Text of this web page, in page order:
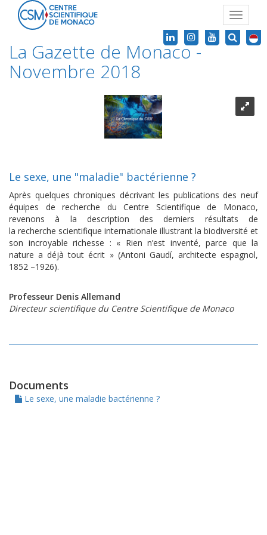
Toggle
La Gazette de Monaco -
Novembre 2018
Le sexe, une "maladie" bactérienne ?
Après quelques chroniques décrivant les publications des neuf
équipes de recherche du Centre Scientifique de Monaco,
revenons à la description des derniers résultats de
la recherche scientifique internationale illustrant la biodiversité et
son incroyable richesse : « Rien n’est inventé, parce que la
nature a déjà tout écrit » (Antoni Gaudí, architecte espagnol,
1852 –1926).
Professeur Denis Allemand
Directeur scientifique du Centre Scientifique de Monaco
Documents
Le sexe, une maladie bactérienne ?